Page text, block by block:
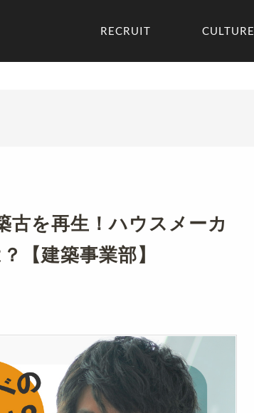
RECRUIT CULTURE
古を再生！ハウスメーカ
【建築事業部】